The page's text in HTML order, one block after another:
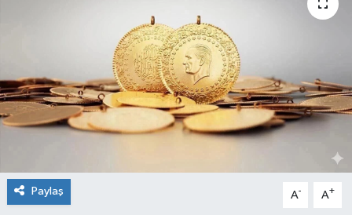
Paylaş A- A+